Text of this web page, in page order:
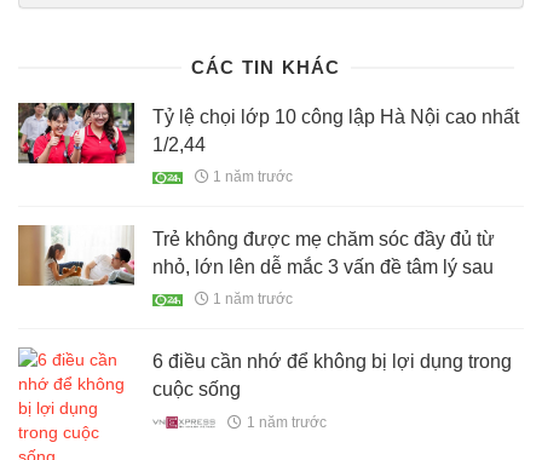
CÁC TIN KHÁC
Tỷ lệ chọi lớp 10 công lập Hà Nội cao nhất
1/2,44
1 năm trước
Trẻ không được mẹ chăm sóc đầy đủ từ
nhỏ, lớn lên dễ mắc 3 vấn đề tâm lý sau
1 năm trước
6 điều cần nhớ để không bị lợi dụng trong
cuộc sống
1 năm trước